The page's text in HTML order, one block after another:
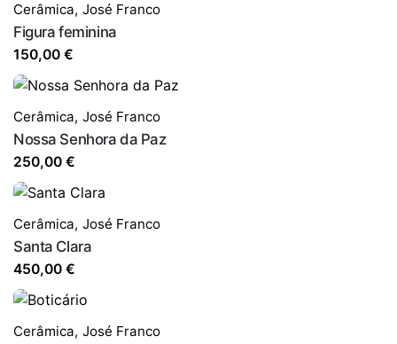
Cerâmica, José Franco
Figura feminina
150,00 €
Cerâmica, José Franco
Nossa Senhora da Paz
250,00 €
Cerâmica, José Franco
Santa Clara
450,00 €
Cerâmica, José Franco